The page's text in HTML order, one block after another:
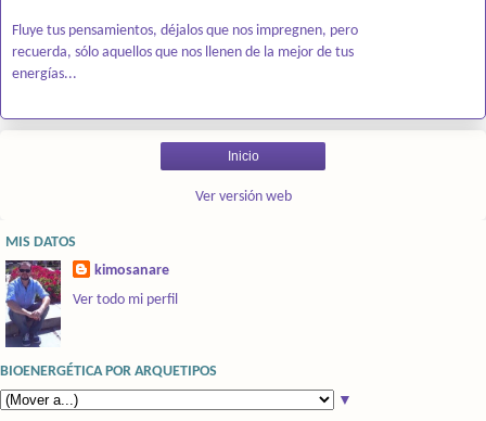
Fluye tus pensamientos, déjalos que nos impregnen, pero
recuerda, sólo aquellos que nos llenen de la mejor de tus
energías...
Inicio
Ver versión web
MIS DATOS
kimosanare
Ver todo mi perfil
BIOENERGÉTICA POR ARQUETIPOS
▼